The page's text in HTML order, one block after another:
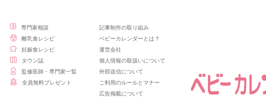
専門家相談
離乳食レシピ
妊娠食レシピ
タウン誌
監修医師・専門家一覧
全員無料プレゼント
記事制作の取り組み
ベビーカレンダーとは？
運営会社
個人情報の取扱いについて
外部送信について
ご利用のルールとマナー
広告掲載について